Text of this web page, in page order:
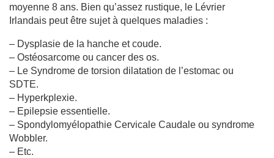
moyenne 8 ans. Bien qu’assez rustique, le Lévrier
Irlandais peut être sujet à quelques maladies :
– Dysplasie de la hanche et coude.
– Ostéosarcome ou cancer des os.
– Le Syndrome de torsion dilatation de l’estomac ou
SDTE.
– Hyperkplexie.
– Epilepsie essentielle.
– Spondylomyélopathie Cervicale Caudale ou syndrome
Wobbler.
– Etc.